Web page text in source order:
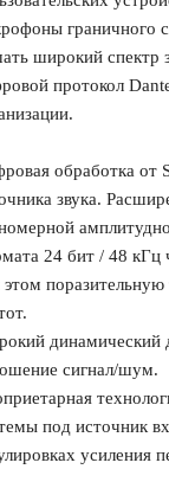
граничного
широкий спектр
протокол
обработка от
звука.
24 бит / 48 кГц
поразительную
динамический
сигнал/шум.
под источник
усиления